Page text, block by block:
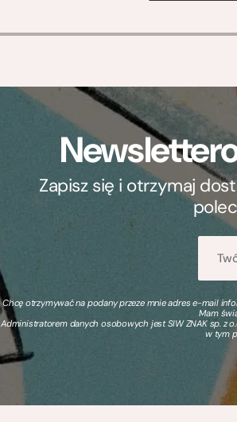
Zapisz się i otrzymaj
Chcę otrzymywać na podany przeze mnie adres e-mail
Mam
Administratorem danych osobowych jest SIW ZNAK sp. z
w tym